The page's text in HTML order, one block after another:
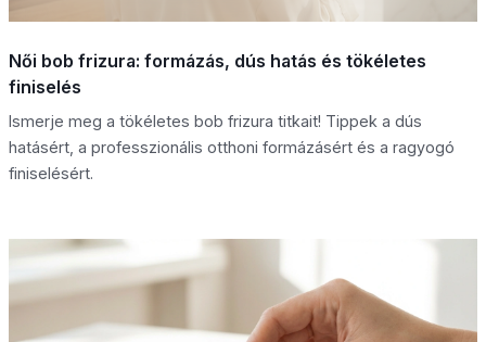
Női bob frizura: formázás, dús hatás és tökéletes
finiselés
Ismerje meg a tökéletes bob frizura titkait! Tippek a dús
hatásért, a professzionális otthoni formázásért és a ragyogó
finiselésért.